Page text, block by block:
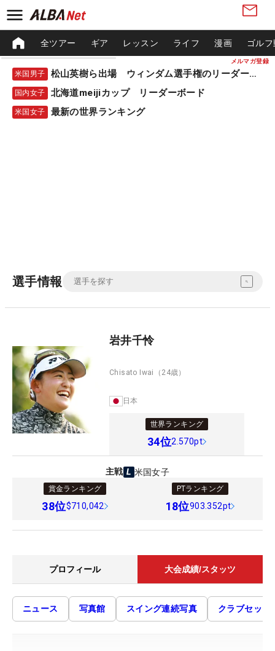
メルマガ登録
全ツアー ギア レッスン ライフ 漫画 ゴル
米国男子 松山英樹ら出場 ウィンダム選手権のリーダーボード
国内女子 北海道meijiカップ リーダーボード
米国女子 最新の世界ランキング
選手情報
岩井千怜
Chisato Iwai （24歳）
日本
世界ランキング
34位2.570pt
主戦 米国女子
賞金ランキング
38位$710,042
PTランキング
18位903.352pt
プロフィール 大会成績/スタッツ
ニュース 写真館 スイング連続写真 クラブセッテ